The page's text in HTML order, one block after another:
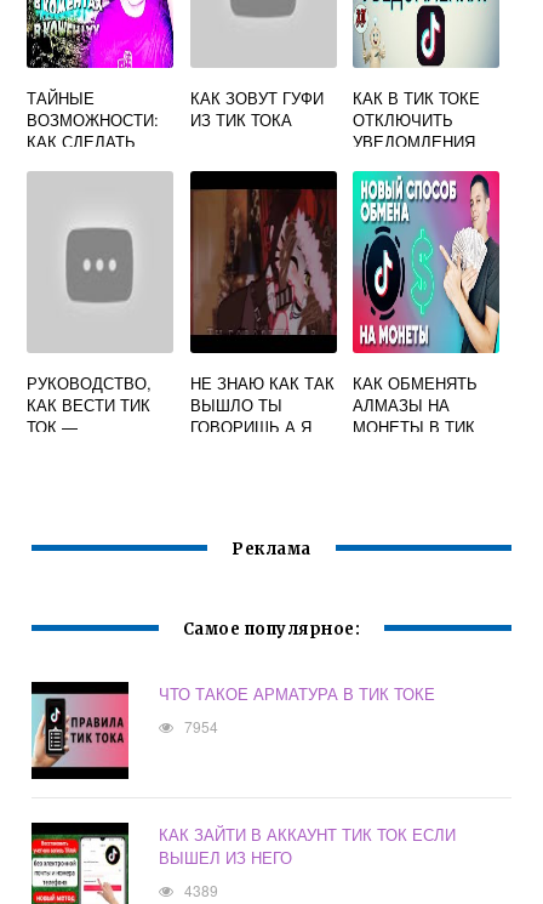
ТАЙНЫЕ
ВОЗМОЖНОСТИ:
КАК СДЕЛАТЬ
КАК ЗОВУТ ГУФИ
ИЗ ТИК ТОКА
КАК В ТИК ТОКЕ
ОТКЛЮЧИТЬ
УВЕДОМЛЕНИЯ
РУКОВОДСТВО,
КАК ВЕСТИ ТИК
ТОК —
НЕ ЗНАЮ КАК ТАК
ВЫШЛО ТЫ
ГОВОРИШЬ А Я
КАК ОБМЕНЯТЬ
АЛМАЗЫ НА
МОНЕТЫ В ТИК
Реклама
Самое популярное:
ЧТО ТАКОЕ АРМАТУРА В ТИК ТОКЕ
7954
КАК ЗАЙТИ В АККАУНТ ТИК ТОК ЕСЛИ
ВЫШЕЛ ИЗ НЕГО
4389